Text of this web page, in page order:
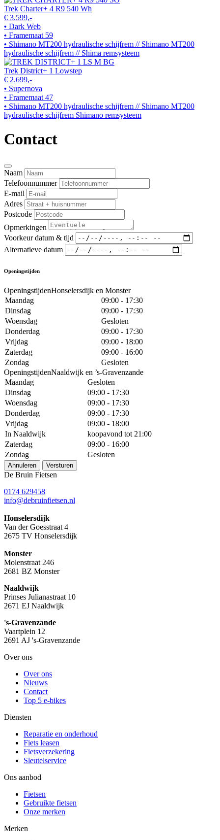
Trek Charter+ 4 R9 540 Wh
€ 3.599,-
• Dark Web
• Framemaat 59
• Shimano MT200 hydraulische schijfrem // Shimano MT200
hydraulische schijfrem // Shima remsysteem
Trek District+ 1 Lowstep
€ 2.699,-
• Supernova
• Framemaat 47
• Shimano MT200 hydraulische schijfrem // Shimano MT200
hydraulische schijfrem Shimano remsysteem
Contact
Naam
Telefoonnummer
E-mail
Adres
Postcode
Opmerkingen
Voorkeur datum & tijd
Alternatieve datum
Openingstijden
OpeningstijdenHonselersdijk en Monster
Maandag
09:00 - 17:30
Dinsdag
09:00 - 17:30
Woensdag
Gesloten
Donderdag
09:00 - 17:30
Vrijdag
09:00 - 18:00
Zaterdag
09:00 - 16:00
Zondag
Gesloten
OpeningstijdenNaaldwijk en ’s-Gravenzande
Maandag
Gesloten
Dinsdag
09:00 - 17:30
Woensdag
09:00 - 17:30
Donderdag
09:00 - 17:30
Vrijdag
09:00 - 18:00
In Naaldwijk
koopavond tot 21:00
Zaterdag
09:00 - 16:00
Zondag
Gesloten
Annuleren Versturen
De Bruin Fietsen
0174 629458
info@debruinfietsen.nl
Honselersdijk
Van der Goesstraat 4
2675 TV Honselersdijk
Monster
Molenstraat 246
2681 BZ Monster
Naaldwijk
Prinses Julianastraat 10
2671 EJ Naaldwijk
's-Gravenzande
Vaartplein 12
2691 AJ 's-Gravenzande
Over ons
Over ons
Nieuws
Contact
Top 5 e-bikes
Diensten
Reparatie en onderhoud
Fiets leasen
Fietsverzekering
Sleutelservice
Ons aanbod
Fietsen
Gebruikte fietsen
Onze merken
Merken